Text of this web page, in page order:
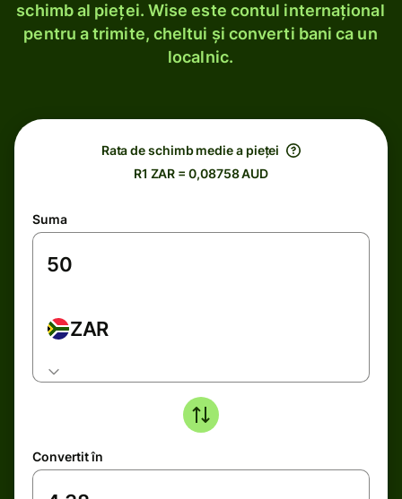
schimb al pieței. Wise este contul internațional
pentru a trimite, cheltui și converti bani ca un
localnic.
Rata de schimb medie a pieței
R1 ZAR = 0,08758 AUD
Suma
ZAR
Convertit în